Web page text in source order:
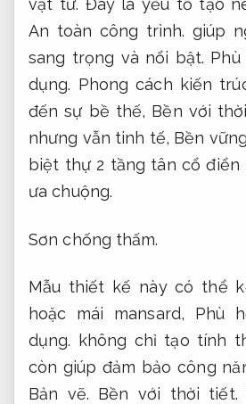
vật tư. Đây là yếu tố tạo
An toàn công trình. giúp
sang trọng và nổi bật.
dụng. Phong cách kiến
đến sự bề thế, Bền với
nhưng vẫn tinh tế, Bền
biệt thự 2 tầng tân cổ điển
ưa chuộng.
Sơn chống thấm.
Mẫu thiết kế này có thể
hoặc mái mansard, Phù
dụng. không chỉ tạo tính
còn giúp đảm bảo công
Bản vẽ. Bền với thời tiết.